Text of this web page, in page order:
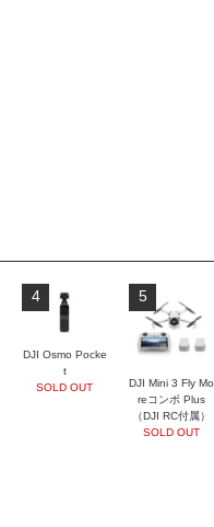
4
DJI Osmo Pocke
t
SOLD OUT
5
DJI Mini 3 Fly Mo
reコンボ Plus
（DJI RC付属）
SOLD OUT